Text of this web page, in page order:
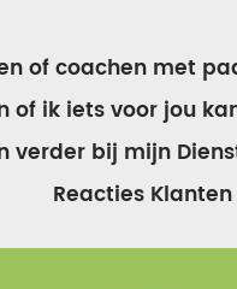
of coachen met
of ik iets voor jou
verder bij mijn
Reacties Klanten